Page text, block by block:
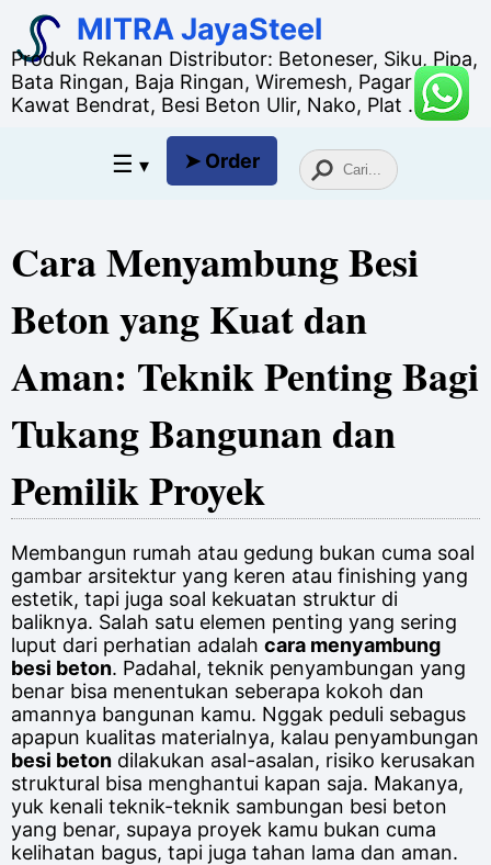
MITRA JayaSteel
Produk Rekanan Distributor: Betoneser, Siku, Pipa,
Bata Ringan, Baja Ringan, Wiremesh, Pagar BRC,
Kawat Bendrat, Besi Beton Ulir, Nako, Plat ...
☰ ▾ ➤ Order
Cara Menyambung Besi
Beton yang Kuat dan
Aman: Teknik Penting Bagi
Tukang Bangunan dan
Pemilik Proyek
Membangun rumah atau gedung bukan cuma soal
gambar arsitektur yang keren atau finishing yang
estetik, tapi juga soal kekuatan struktur di
baliknya. Salah satu elemen penting yang sering
luput dari perhatian adalah cara menyambung
besi beton. Padahal, teknik penyambungan yang
benar bisa menentukan seberapa kokoh dan
amannya bangunan kamu. Nggak peduli sebagus
apapun kualitas materialnya, kalau penyambungan
besi beton dilakukan asal-asalan, risiko kerusakan
struktural bisa menghantui kapan saja. Makanya,
yuk kenali teknik-teknik sambungan besi beton
yang benar, supaya proyek kamu bukan cuma
kelihatan bagus, tapi juga tahan lama dan aman.